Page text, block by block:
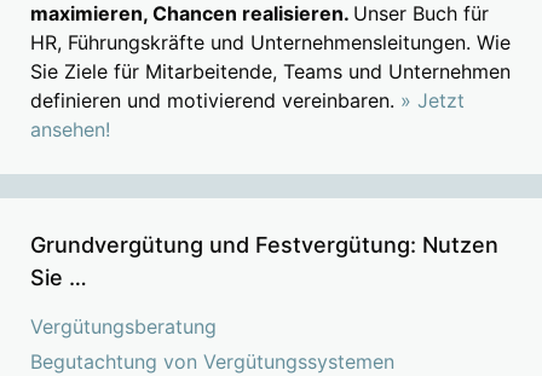
maximieren, Chancen realisieren. Unser Buch für
HR, Führungskräfte und Unternehmensleitungen. Wie
Sie Ziele für Mitarbeitende, Teams und Unternehmen
definieren und motivierend vereinbaren. » Jetzt
ansehen!
Grundvergütung und Festvergütung: Nutzen
Sie …
Vergütungsberatung
Begutachtung von Vergütungssystemen